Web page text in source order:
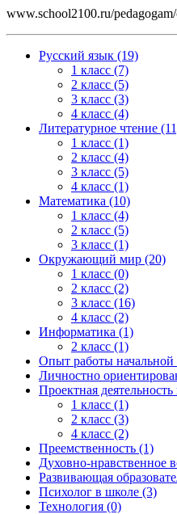
www.school2100.ru/
Русский язык (19)
1 класс (7)
2 класс (5)
3 класс (3)
4 класс (4)
Литературное чтение
1 класс (1)
2 класс (4)
3 класс (5)
4 класс (1)
Математика (10)
1 класс (4)
2 класс (5)
3 класс (1)
Окружающий мир (20)
1 класс (0)
2 класс (2)
3 класс (16)
4 класс (2)
Информатика (1)
2 класс (1)
Опыт работы
Личностно
Проектная
1 класс (1)
2 класс (3)
4 класс (2)
Преемственность (1)
Духовно-нравственное
Развивающая
Психолог в школе (3)
Технология (0)